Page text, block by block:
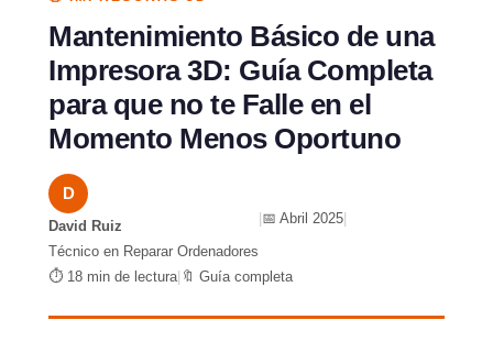
Mantenimiento Básico de una
Impresora 3D: Guía Completa
para que no te Falle en el
Momento Menos Oportuno
D
David Ruiz
Técnico en Reparar Ordenadores
📅 Abril 2025
⏱️ 18 min de lectura| 🔖 Guía completa